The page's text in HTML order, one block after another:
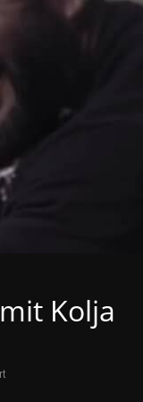
Kolja